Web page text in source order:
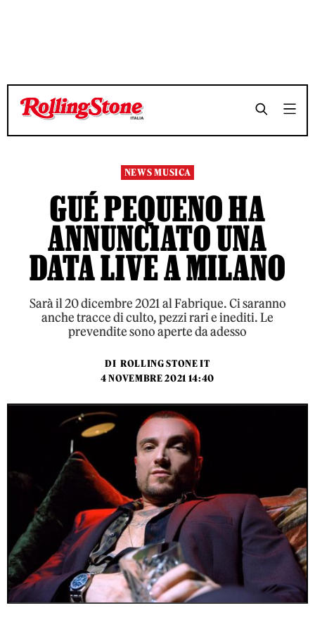
TEMPO DI LETTURA 2 MINUTI SHARE
TEMPO DI LETTURA 2 MINUTI SHARE
NEWS MUSICA
GUÉ PEQUENO HA
ANNUNCIATO UNA
DATA LIVE A MILANO
Sarà il 20 dicembre 2021 al Fabrique. Ci saranno
anche tracce di culto, pezzi rari e inediti. Le
prevendite sono aperte da adesso
DI ROLLING STONE IT
4 NOVEMBRE 2021 14:40